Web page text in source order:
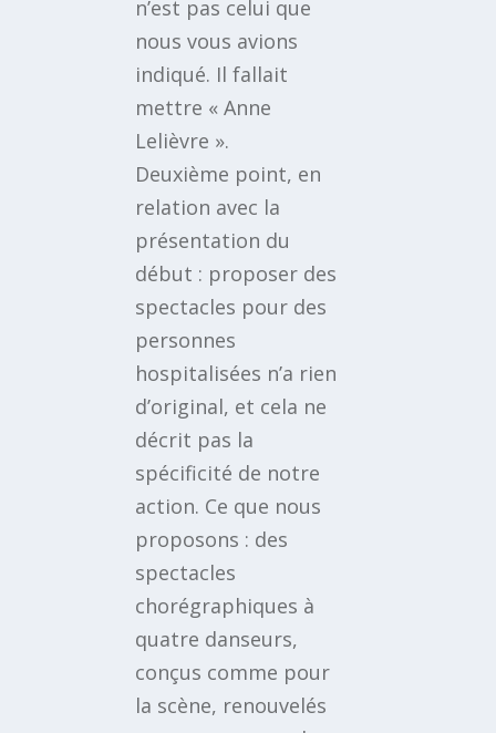
n’est pas celui que
nous vous avions
indiqué. Il fallait
mettre « Anne
Lelièvre ».
Deuxième point, en
relation avec la
présentation du
début : proposer des
spectacles pour des
personnes
hospitalisées n’a rien
d’original, et cela ne
décrit pas la
spécificité de notre
action. Ce que nous
proposons : des
spectacles
chorégraphiques à
quatre danseurs,
conçus comme pour
la scène, renouvelés